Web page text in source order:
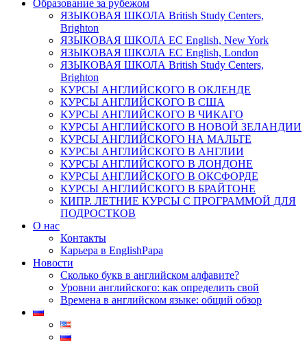
Образование за рубежом
ЯЗЫКОВАЯ ШКОЛА British Study Centers,
Brighton
ЯЗЫКОВАЯ ШКОЛА EC English, New York
ЯЗЫКОВАЯ ШКОЛА EC English, London
ЯЗЫКОВАЯ ШКОЛА British Study Centers,
Brighton
КУРСЫ АНГЛИЙСКОГО В ОКЛЕНДЕ
КУРСЫ АНГЛИЙСКОГО В США
КУРСЫ АНГЛИЙСКОГО В ЧИКАГО
КУРСЫ АНГЛИЙСКОГО В НОВОЙ ЗЕЛАНДИИ
КУРСЫ АНГЛИЙСКОГО НА МАЛЬТЕ
КУРСЫ АНГЛИЙСКОГО В AНГЛИИ
КУРСЫ АНГЛИЙСКОГО В ЛОНДОНЕ
КУРСЫ АНГЛИЙСКОГО В ОКСФОРДЕ
КУРСЫ АНГЛИЙСКОГО В БРАЙТОНЕ
КИПР. ЛЕТНИЕ КУРСЫ С ПРОГРАММОЙ ДЛЯ
ПОДРОСТКОВ
О нас
Контакты
Карьера в EnglishPapa
Новости
Сколько букв в английском алфавите?
Уровни английского: как определить свой​
Времена в английском языке: общий обзор